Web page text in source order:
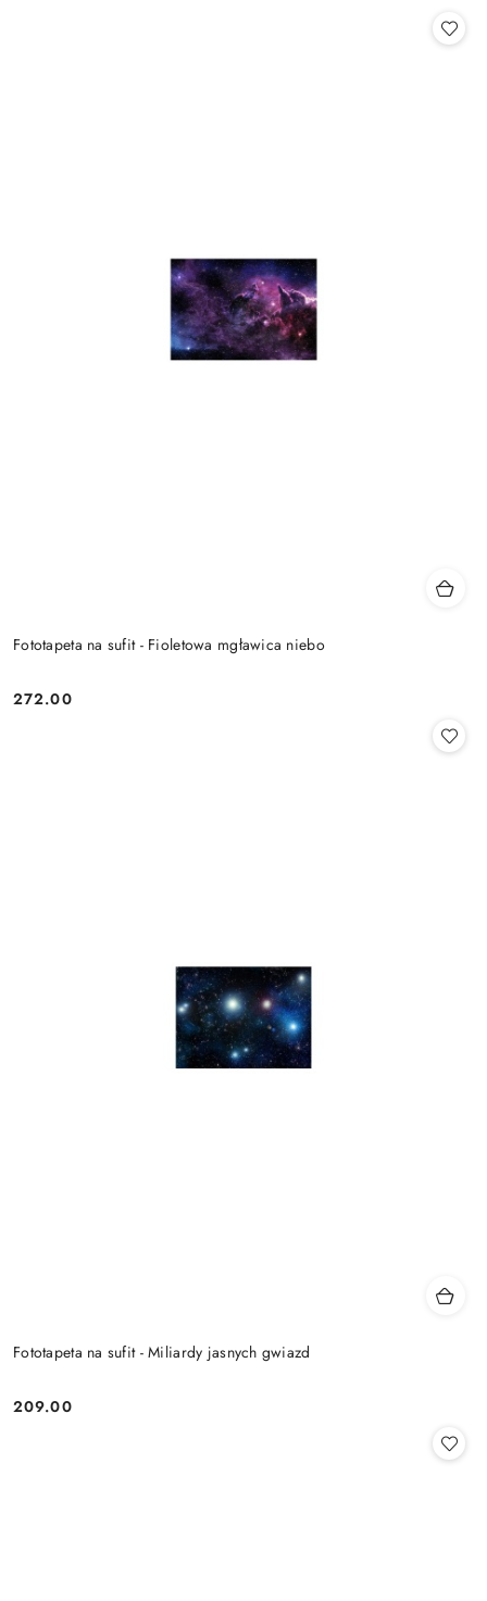
Fototapeta na sufit - Fioletowa mgławica niebo
Cena:
272.00
Fototapeta na sufit - Miliardy jasnych gwiazd
Cena:
209.00